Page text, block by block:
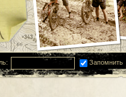
Запомнить